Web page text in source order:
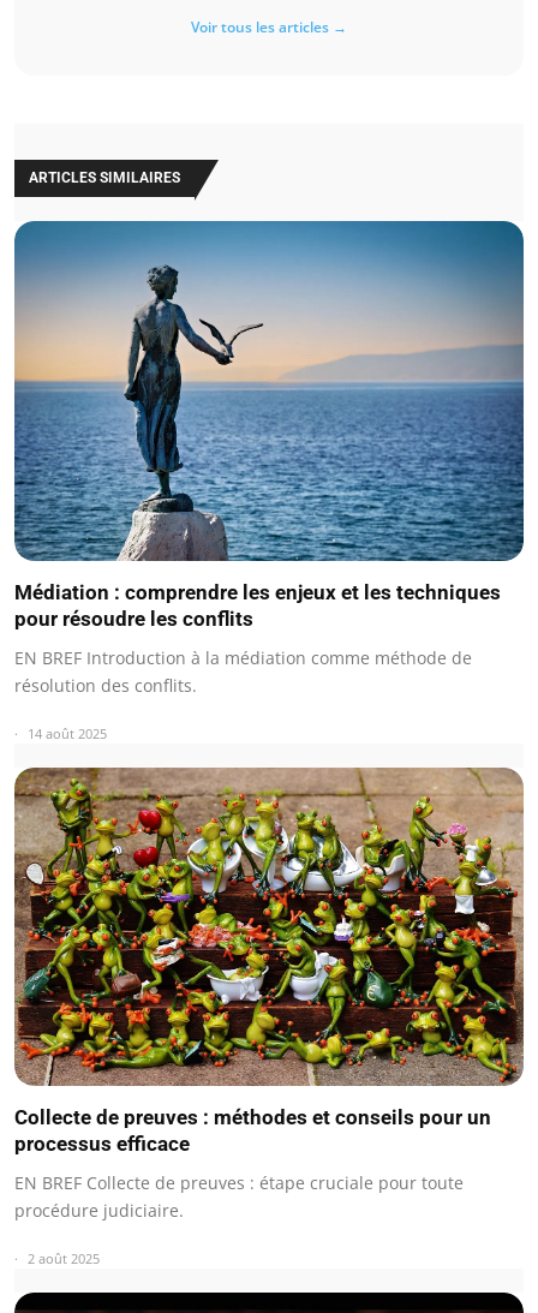
Voir tous les articles →
ARTICLES SIMILAIRES
Médiation : comprendre les enjeux et les techniques
pour résoudre les conflits
EN BREF Introduction à la médiation comme méthode de
résolution des conflits.
14 août 2025
Collecte de preuves : méthodes et conseils pour un
processus efficace
EN BREF Collecte de preuves : étape cruciale pour toute
procédure judiciaire.
2 août 2025